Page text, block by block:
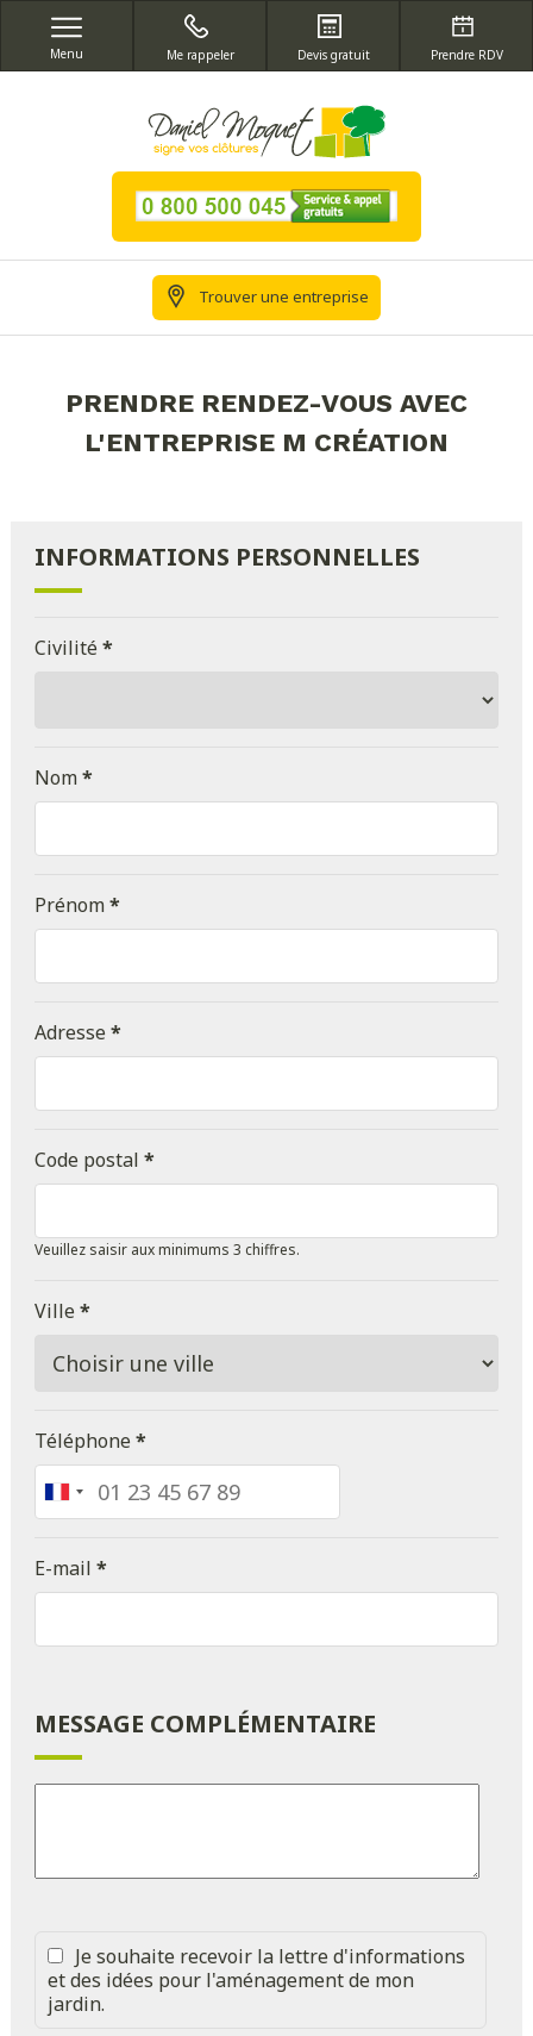
Menu Me rappeler Devis gratuit Prendre RDV
Trouver une entreprise
PRENDRE RENDEZ-VOUS AVEC
L'ENTREPRISE M CRÉATION
INFORMATIONS PERSONNELLES
Civilité*
Nom*
Prénom*
Adresse*
Code postal *
Veuillez saisir aux minimums 3 chiffres.
Ville*
Téléphone*
France
+33
E-mail *
MESSAGE COMPLÉMENTAIRE
Je souhaite recevoir la lettre d'informations
et des idées pour l'aménagement de mon
jardin.